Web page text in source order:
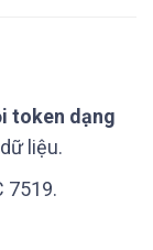
token dạng
liệu.
7519.